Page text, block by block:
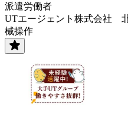
派遣労働者
UTエージェント株式会社
械操作